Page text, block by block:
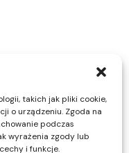
takich jak pliki cookie,
o urządzeniu. Zgoda na
podczas
wyrażenia zgody lub
i funkcje.